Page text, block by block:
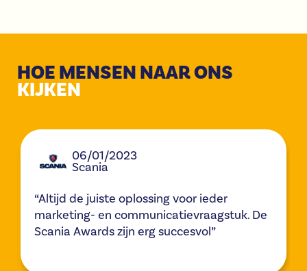
HOE MENSEN NAAR ONS
KIJKEN
06/01/2023
Scania
“Altijd de juiste oplossing voor ieder
marketing- en communicatievraagstuk. De
Scania Awards zijn erg succesvol”